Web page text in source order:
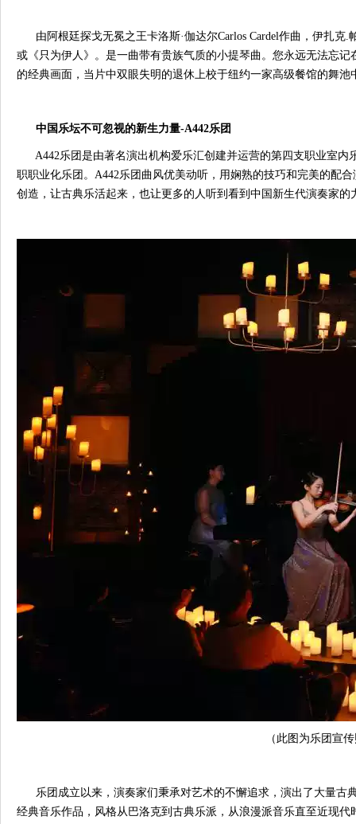
由阿根廷探戈无冕之王卡洛斯·伽达尔Carlos Cardel作曲，伊扎克.
或《只为伊人》。是一曲带有贵族气质的小提琴曲。您永远无法忘
的经典画面，当片中双眼失明的退休上校于纽约一家高级餐馆的舞
中国乐坛不可忽视的新生力量-A442乐团
A442乐团是由著名演出机构爱乐汇创建并运营的第四支职业室内
职职业化乐团。A442乐团曲风优美动听，用娴熟的技巧和完美的配
创造，让古典乐活起来，也让更多的人听到看到中国新生代演奏家的
（此图为乐团宣
乐团成立以来，演奏家们秉承对艺术的不懈追求，演出了大量古
经典音乐作品，风格从巴洛克到古典乐派，从浪漫派音乐直至近现